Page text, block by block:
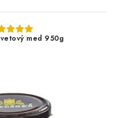
med 950g